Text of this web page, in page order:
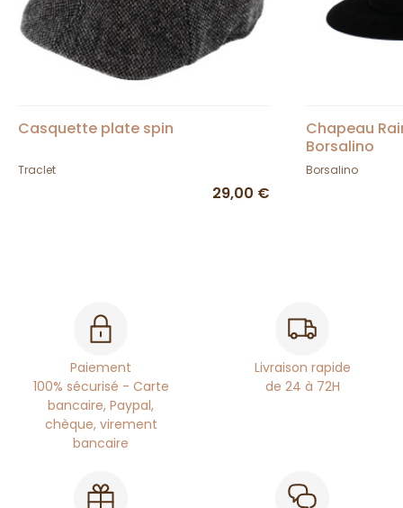
Casquette plate spin
Traclet
29,00 €
Chapeau
Borsalino
Borsalino
Paiement
100% sécurisé - Carte
bancaire, Paypal,
chèque, virement
bancaire
Livraison rapide
de 24 à 72H